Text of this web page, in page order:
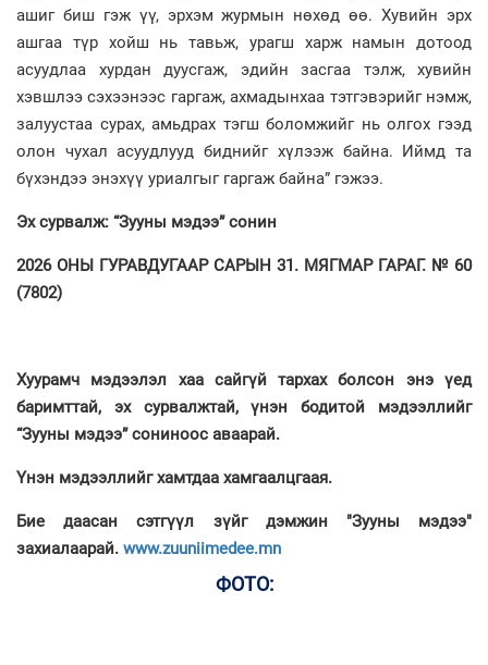
ашиг биш гэж үү, эрхэм журмын нөхөд өө. Хувийн эрх
ашгаа түр хойш нь тавьж, урагш харж намын дотоод
асуудлаа хурдан дуусгаж, эдийн засгаа тэлж, хувийн
хэвшлээ сэхээнээс гаргаж, ахмадынхаа тэтгэвэрийг нэмж,
залуустаа сурах, амьдрах тэгш боломжийг нь олгох гээд
олон чухал асуудлууд биднийг хүлээж байна. Иймд та
бүхэндээ энэхүү уриалгыг гаргаж байна” гэжээ.
Эх сурвалж: “Зууны мэдээ” сонин
2026 ОНЫ ГУРАВДУГААР САРЫН 31. МЯГМАР ГАРАГ. № 60
(7802)
Хуурамч мэдээлэл хаа сайгүй тархах болсон энэ үед
баримттай, эх сурвалжтай, үнэн бодитой мэдээллийг
“Зууны мэдээ” сониноос аваарай.
Үнэн мэдээллийг хамтдаа хамгаалцгаая.
Бие даасан сэтгүүл зүйг дэмжин "Зууны мэдээ"
захиалаарай. www.zuuniimedee.mn
ФОТО: